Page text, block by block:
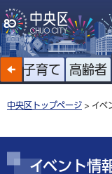
子育て 高齢者
中央区トップページ > イベ
イベント情